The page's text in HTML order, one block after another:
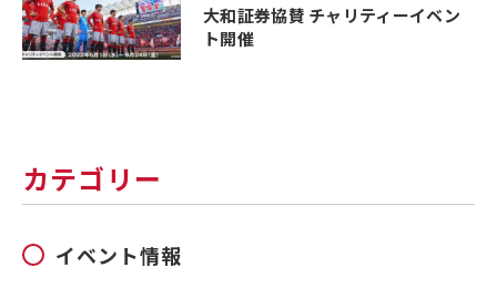
大和証券協賛 チャリティーイベン
ト開催
カテゴリー
イベント情報